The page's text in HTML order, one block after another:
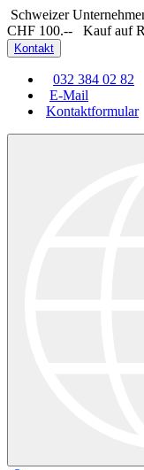
Schweizer
CHF 100.--
Kauf auf
Kontakt
032 384 02 82
E-Mail
Kontaktformular